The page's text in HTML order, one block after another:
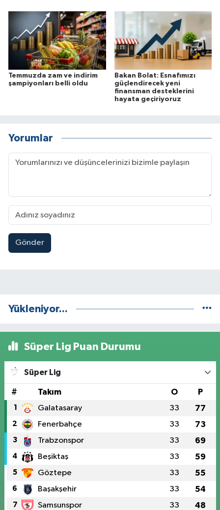
Temmuzda zam ve indirim
şampiyonları belli oldu
Bakan Bolat: Esnafımızı
güçlendirecek yeni
finansman desteklerini
hayata geçiriyoruz
Yorumlar
Gönder
Yükleniyor...
Süper Lig Puan Durumu
Süper Lig
# Takım O P
1 Galatasaray 33 77
2 Fenerbahçe 33 73
3 Trabzonspor 33 69
4 Beşiktaş 33 59
5 Göztepe 33 55
6 Başakşehir 33 54
7 Samsunspor 33 48